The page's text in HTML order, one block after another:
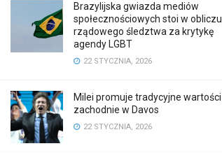
Brazylijska gwiazda mediów
społecznościowych stoi w obliczu
rządowego śledztwa za krytykę
agendy LGBT
22 STYCZNIA, 2026
Milei promuje tradycyjne wartości
zachodnie w Davos
22 STYCZNIA, 2026